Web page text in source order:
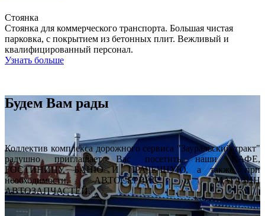
Стоянка
Стоянка для коммерческого транспорта. Большая чистая
парковка, с покрытием из бетонных плит. Вежливый и
квалифицированный персонал.
Узнать больше
Будем Вам рады
Коллектив комплекса дорожного сервиса "Зауральский тракт"
радушно приглашает Вас посетить наши КАФЕ,
ГОСТИНИЦУ, БАНЮ И ПРАЧЕЧНУЮ, а также, при
необходимости, АВТОСЕРВИС и МАГАЗИН
АВТОЗАПЧАСТЕЙ.